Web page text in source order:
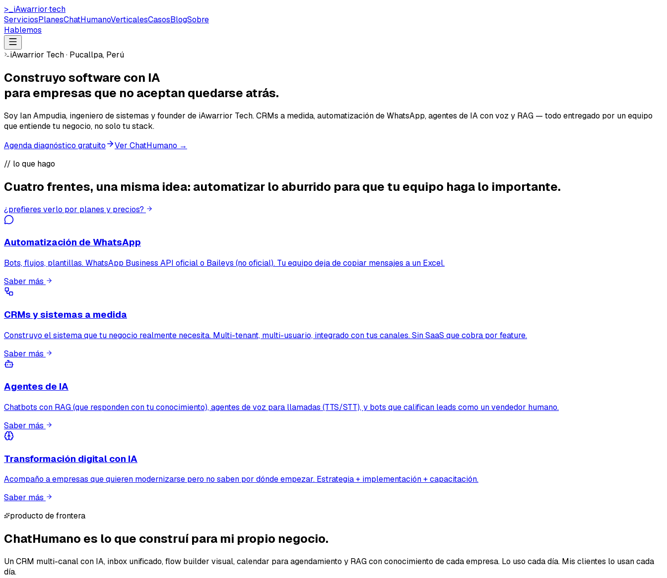
>_ iAwarrior·tech
ServiciosPlanesChatHumanoVerticalesCasosBlogSobre
Hablemos
iAwarrior Tech · Pucallpa, Perú
Construyo software con IA
para empresas que no aceptan quedarse atrás.
Soy Ian Ampudia, ingeniero de sistemas y founder de iAwarrior Tech. CRMs a medida, automatización de WhatsApp, agentes de IA con voz y RAG — todo entregado por un equipo
que entiende tu negocio, no solo tu stack.
Agenda diagnóstico gratuito
Ver ChatHumano →
// lo que hago
Cuatro frentes, una misma idea: automatizar lo aburrido para que tu equipo haga lo importante.
¿prefieres verlo por planes y precios?
Automatización de WhatsApp
Bots, flujos, plantillas. WhatsApp Business API oficial o Baileys (no oficial). Tu equipo deja de copiar mensajes a un Excel.
Saber más
CRMs y sistemas a medida
Construyo el sistema que tu negocio realmente necesita. Multi-tenant, multi-usuario, integrado con tus canales. Sin SaaS que cobra por feature.
Saber más
Agentes de IA
Chatbots con RAG (que responden con tu conocimiento), agentes de voz para llamadas (TTS/STT), y bots que califican leads como un vendedor humano.
Saber más
Transformación digital con IA
Acompaño a empresas que quieren modernizarse pero no saben por dónde empezar. Estrategia + implementación + capacitación.
Saber más
producto de frontera
ChatHumano es lo que construí para mi propio negocio.
Un CRM multi-canal con IA, inbox unificado, flow builder visual, calendar para agendamiento y RAG con conocimiento de cada empresa. Lo uso cada día. Mis clientes lo usan cada
día.